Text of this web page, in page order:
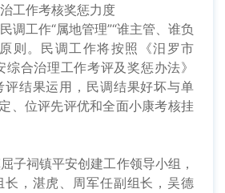
治工作考核奖惩力度
调工作“属地管理”“谁主管、谁负
则。民调工作将按照《汨罗市
合治理工作考评及奖惩办法》
评结果运用，民调结果好坏与单
、位评先评优和全面小康考核挂
子祠镇平安创建工作领导小组，
长，湛虎、周军任副组长，吴德